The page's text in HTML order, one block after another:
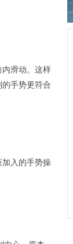
滑动。这样
手势更符合
加入的手势操